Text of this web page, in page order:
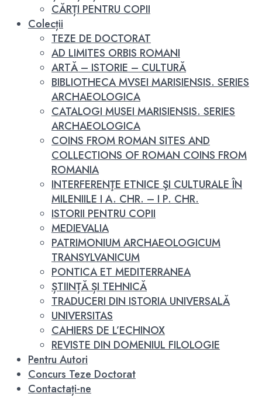
CĂRȚI PENTRU COPII
Colecții
TEZE DE DOCTORAT
AD LIMITES ORBIS ROMANI
ARTĂ – ISTORIE – CULTURĂ
BIBLIOTHECA MVSEI MARISIENSIS. SERIES
ARCHAEOLOGICA
CATALOGI MUSEI MARISIENSIS. SERIES
ARCHAEOLOGICA
COINS FROM ROMAN SITES AND
COLLECTIONS OF ROMAN COINS FROM
ROMANIA
INTERFERENŢE ETNICE ŞI CULTURALE ÎN
MILENIILE I A. CHR. – I P. CHR.
ISTORII PENTRU COPII
MEDIEVALIA
PATRIMONIUM ARCHAEOLOGICUM
TRANSYLVANICUM
PONTICA ET MEDITERRANEA
ȘTIINȚĂ ȘI TEHNICĂ
TRADUCERI DIN ISTORIA UNIVERSALĂ
UNIVERSITAS
CAHIERS DE L’ECHINOX
REVISTE DIN DOMENIUL FILOLOGIE
Pentru Autori
Concurs Teze Doctorat
Contactați-ne